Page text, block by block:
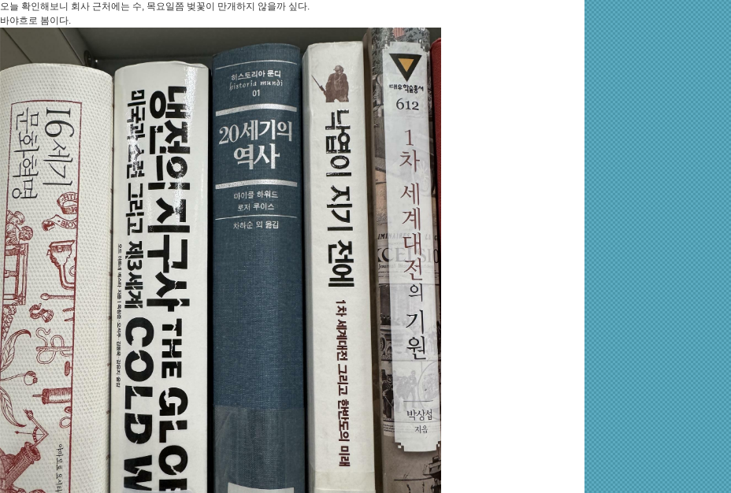
오늘 확인해보니 회사 근처에는 수, 목요일쯤 벚꽃이 만개하지 않을까 싶다.
바야흐로 봄이다.